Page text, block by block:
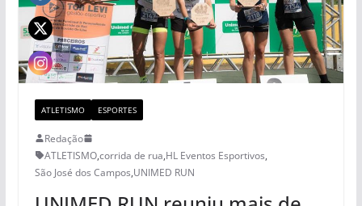
ATLETISMO ESPORTES
Redação
ATLETISMO,corrida de rua,HL Eventos Esportivos,
São José dos Campos,UNIMED RUN